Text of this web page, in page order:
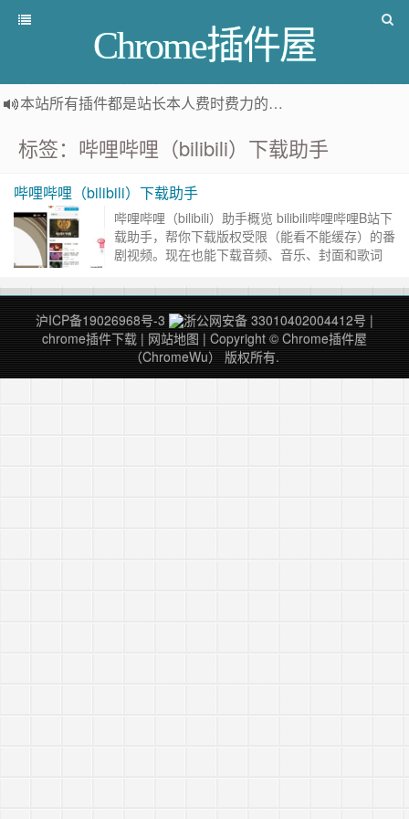
Chrome插件屋
本站所有插件都是站长本人费时费力的人工筛选推荐
标签：哔哩哔哩（bilibili）下载助手
哔哩哔哩（bilibili）下载助手
哔哩哔哩（bilibili）助手概览 bilibili哔哩哔哩B站下
载助手，帮你下载版权受限（能看不能缓存）的番
剧视频。现在也能下载音频、音乐、封面和歌词
继续阅读 »
沪ICP备19026968号-3
浙公网安备 33010402004412号 |
chrome插件下载 | 网站地图 | Copyright © Chrome插件屋
（ChromeWu） 版权所有.